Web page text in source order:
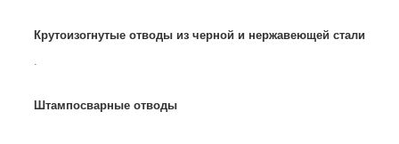
Крутоизогнутые отводы из черной и нержавеющей стали
.
Штампосварные отводы